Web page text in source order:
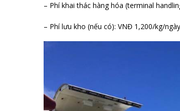
– Phí khai thác hàng hóa (terminal
– Phí lưu kho (nếu có): VNĐ 1,200/kg/